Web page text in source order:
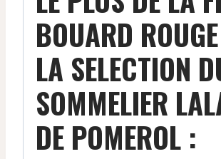
2016
BOUARD
LA SELECTION
SOMMELIER
DE POMEROL :